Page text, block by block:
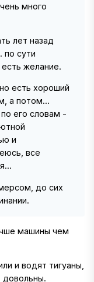
много
лет назад
по сути
желание.
есть хороший
а потом...
его словам -
и
все
до сих
машины чем
и водят тигуаны,
довольны.